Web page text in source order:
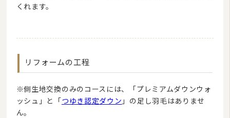
くれます。
リフォームの工程
※側生地交換のみのコースには、「プレミアムダウンウォ
ッシュ」と「つゆき認定ダウン 」の足し羽毛はありませ
ん。